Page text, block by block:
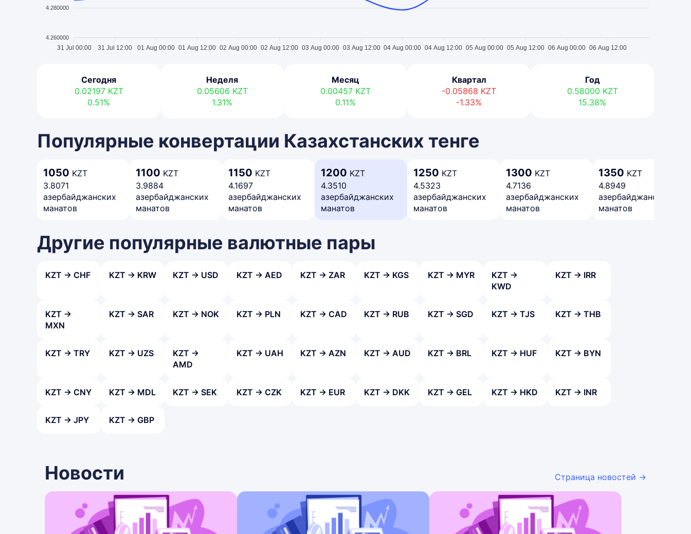
4.280000
4.260000
31 Jul 00:00 31 Jul 12:00 01 Aug 00:00 01 Aug 12:00 02 Aug 00:00 02 Aug 12:00 03 Aug 00:00 03 Aug 12:00 04 Aug 00:00 04 Aug 12:00 05 Aug 00:00 05 Aug 12:00 06 Aug 00:00 06 Aug 12:00
Сегодня
0.02197 KZT
0.51%
Неделя
0.05606 KZT
1.31%
Месяц
0.00457 KZT
0.11%
Квартал
-0.05868 KZT
-1.33%
Год
0.58000 KZT
15.38%
Популярные конвертации Казахстанских тенге
1050 KZT
3.8071
азербайджанских
манатов
1100 KZT
3.9884
азербайджанских
манатов
1150 KZT
4.1697
азербайджанских
манатов
1200 KZT
4.3510
азербайджанских
манатов
1250 KZT
4.5323
азербайджанских
манатов
1300 KZT
4.7136
азербайджанских
манатов
1350 KZT
4.8949
азербайджанских
манатов
Другие популярные валютные пары
KZT → CHF KZT → KRW KZT → USD KZT → AED KZT → ZAR KZT → KGS KZT → MYR
KZT →
KWD
KZT → IRR
KZT →
MXN
KZT → SAR KZT → NOK KZT → PLN KZT → CAD KZT → RUB KZT → SGD KZT → TJS KZT → THB
KZT → TRY KZT → UZS
KZT →
AMD
KZT → UAH KZT → AZN KZT → AUD KZT → BRL KZT → HUF KZT → BYN
KZT → CNY KZT → MDL KZT → SEK KZT → CZK KZT → EUR KZT → DKK KZT → GEL KZT → HKD KZT → INR
KZT → JPY KZT → GBP
Новости Страница новостей →